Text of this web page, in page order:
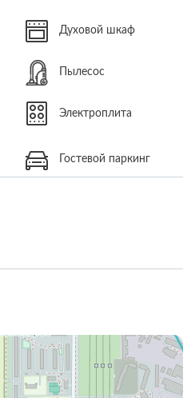
Духовой шкаф
Пылесос
Электроплита
Гостевой паркинг